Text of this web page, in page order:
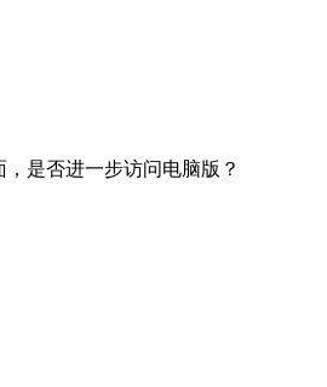
是否进一步访问电脑版？